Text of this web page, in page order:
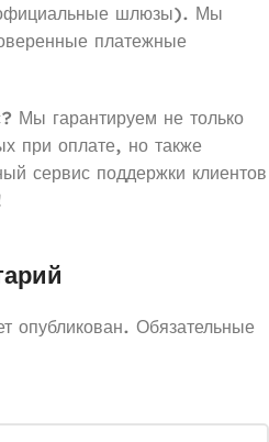
официальные шлюзы). Мы
платежные
Мы гарантируем не только
при оплате, но также
сервис поддержки клиентов
опубликован. Обязательные